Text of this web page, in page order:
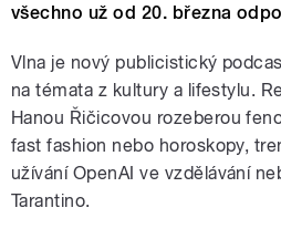
všechno už od 20. března
Vlna je nový publicistický
na témata z kultury a lifestylu.
Hanou Řičicovou rozeberou
fast fashion nebo horoskopy,
užívání OpenAI ve vzdělávání
Tarantino.